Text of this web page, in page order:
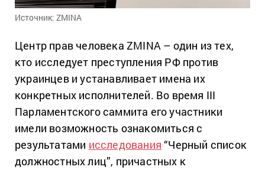
Источник: ZMINA
Центр прав человека ZMINA – один из тех,
кто исследует преступления РФ против
украинцев и устанавливает имена их
конкретных исполнителей. Во время III
Парламентского саммита его участники
имели возможность ознакомиться с
результатами исследования “Черный список
должностных лиц”, причастных к